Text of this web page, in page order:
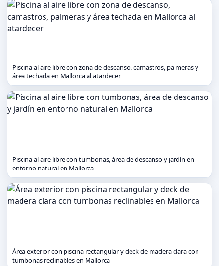
Piscina al aire libre con zona de descanso, camastros, palmeras y
área techada en Mallorca al atardecer
Piscina al aire libre con tumbonas, área de descanso y jardín en
entorno natural en Mallorca
Área exterior con piscina rectangular y deck de madera clara con
tumbonas reclinables en Mallorca